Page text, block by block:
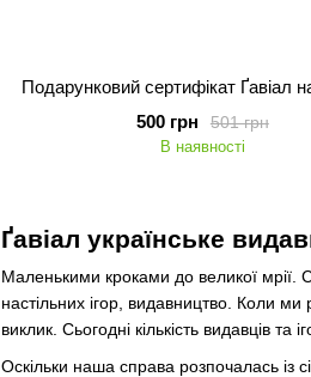
Ґавіал українське
Маленькими кроками до великої мрії.
настільних ігор, видавництво. Коли
виклик. Сьогодні кількість видавців
Оскільки наша справа розпочалась із
Подарунковий сертифікат Ґавіал
501 грн
500 грн
В наявності